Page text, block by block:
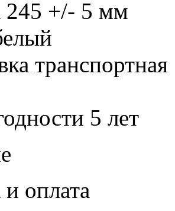
245 +/- 5 мм
транспортная
5 лет
и оплата